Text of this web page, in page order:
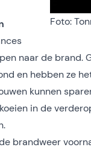
Foto:
naar de brand.
en hebben ze
kunnen
in de
brandweer